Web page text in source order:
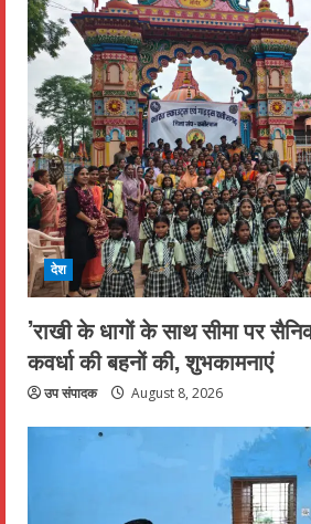
देश
’राखी के धागों के साथ सीमा पर
कवर्धा की बहनों की, शुभकामनाएं
उप संपादक August 8, 2026